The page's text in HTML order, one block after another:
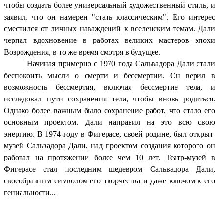
чтобы создать более универсальный художественный стиль, и
заявил, что он намерен "стать классическим". Его интерес
сместился от личных наваждений к вселенским темам. Дали
черпал вдохновение в работах великих мастеров эпохи
Возрождения, в то же время смотря в будущее.
Начиная примерно с 1970 года Сальвадора Дали стали
беспокоить мысли о смерти и бессмертии. Он верил в
возможность бессмертия, включая бессмертие тела, и
исследовал пути сохранения тела, чтобы вновь родиться.
Однако более важным было сохранение работ, что стало его
основным проектом. Дали направил на это всю свою
энергию. В 1974 году в Фигерасе, своей родине, был открыт
музей Сальвадора Дали, над проектом создания которого он
работал на протяжении более чем 10 лет. Театр-музей в
Фигерасе стал последним шедевром Сальвадора Дали,
своеобразным символом его творчества и даже ключом к его
гениальности...